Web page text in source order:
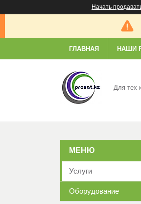
Начать
ГЛАВНАЯ НАШИ
Для тех
Услуги
Оборудование